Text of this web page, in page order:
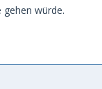
sie jemand
nicht mehr in
Reisen
Hause gegen
Abmachung
würde.